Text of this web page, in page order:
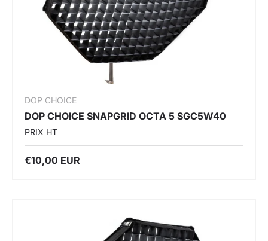
DOP CHOICE
DOP CHOICE SNAPGRID OCTA 5 SGC5W40
PRIX HT
€10,00 EUR